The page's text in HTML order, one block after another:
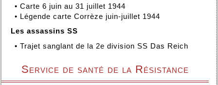
• Carte 6 juin au 31 juillet 1944
• Légende carte Corrèze juin-juillet 1944
Les assassins SS
• Trajet sanglant de la 2e division SS Das Reich
Service de santé de la Résistance